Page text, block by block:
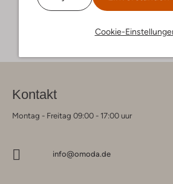
Cookie-
Kontakt
Montag - Freitag 09:00 - 17:00 uur
info@omoda.de